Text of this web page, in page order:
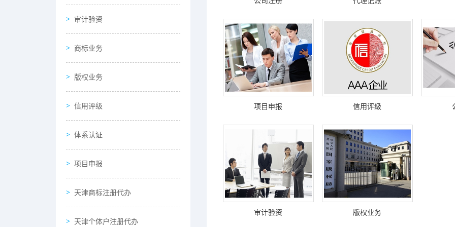
审计验资
商标业务
版权业务
信用评级
体系认证
项目申报
天津商标注册代办
天津个体户注册代办
项目申报 信用评级
审计验资 版权业务